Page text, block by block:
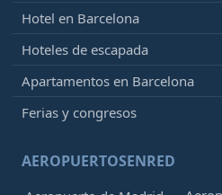
Hotel en Barcelona
Hoteles de escapada
Apartamentos en Barcelona
Ferias y congresos
AEROPUERTOSENRED